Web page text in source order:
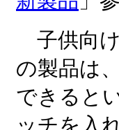
子供向
の製品は
できると
ッチを入